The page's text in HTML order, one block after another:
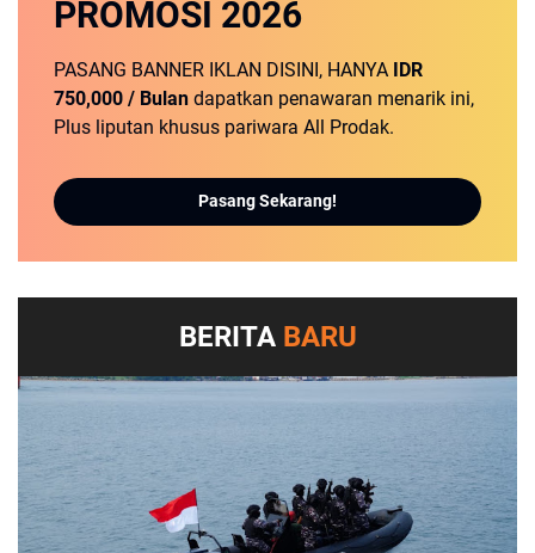
PROMOSI 2026
PASANG BANNER IKLAN DISINI, HANYA IDR
750,000 / Bulan dapatkan penawaran menarik ini,
Plus liputan khusus pariwara All Prodak.
Pasang Sekarang!
BERITA BARU